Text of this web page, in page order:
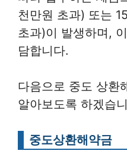
천만원 초과) 또는
초과)이 발생하며,
담합니다.
다음으로 중도 상환
알아보도록 하겠습
중도상환해약금